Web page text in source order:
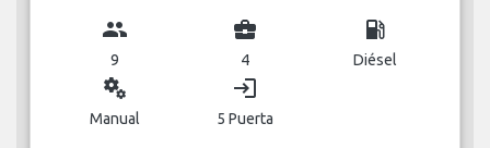
group
9
business_center
4
local_gas_station
Diésel
miscellaneous_services
Manual
login
5 Puerta